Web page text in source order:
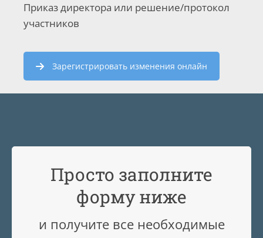
Приказ директора или решение/протокол
участников
Зарегистрировать изменения онлайн
Просто заполните
форму ниже
и получите все необходимые